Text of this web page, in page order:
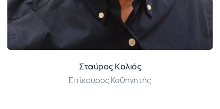
Σταύρος Κολιός
Επίκουρος Καθηγητής